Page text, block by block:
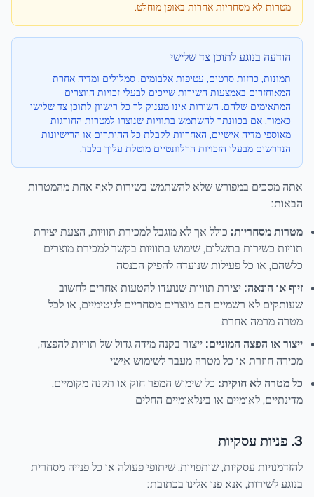
מטרות לא מסחריות אחרות באופן מוחלט.
הודעה בנוגע לתוכן צד שלישי
תמונות, כרזות סרטים, עטיפות אלבומים, סמלילים ומדיה אחרת
המאוחזרים באמצעות השירות שייכים לבעלי זכויות היוצרים
המתאימים שלהם. השירות אינו מעניק לך כל רישיון לתוכן צד שלישי
כאמור. אם בכוונתך להשתמש בתוויות שנוצרו למטרות החורגות
מאוספי מדיה אישיים, האחריות לקבלת כל ההיתרים או הרישיונות
הנדרשים מבעלי הזכויות הרלוונטיים מוטלת עליך בלבד.
אתה מסכים במפורש שלא להשתמש בשירות לאף אחת מהמטרות
הבאות:
מטרות מסחריות: כולל אך לא מוגבל למכירת תוויות, הצעת יצירת
תוויות כשירות בתשלום, שימוש בתוויות בקשר למכירת מוצרים
כלשהם, או כל פעילות שנועדה להפיק הכנסה
זיוף או הונאה: יצירת תוויות שנועדו להטעות אחרים לחשוב
שעותקים לא רשמיים הם מוצרים מסחריים לגיטימיים, או לכל
מטרה מרמה אחרת
ייצור או הפצה המוניים: ייצור בקנה מידה גדול של תוויות להפצה,
מכירה חוזרת או כל מטרה מעבר לשימוש אישי
כל מטרה לא חוקית: כל שימוש המפר חוק או תקנה מקומיים,
מדינתיים, לאומיים או בינלאומיים החלים
3. פניות עסקיות
להזדמנויות עסקיות, שותפויות, שיתופי פעולה או כל פנייה מסחרית
בנוגע לשירות, אנא פנו אלינו בכתובת: